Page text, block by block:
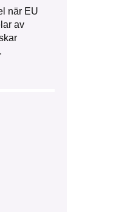
när EU
av